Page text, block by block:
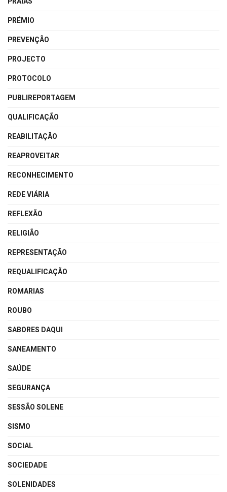
PRÉMIO
PREVENÇÃO
PROJECTO
PROTOCOLO
PUBLIREPORTAGEM
QUALIFICAÇÃO
REABILITAÇÃO
REAPROVEITAR
RECONHECIMENTO
REDE VIÁRIA
REFLEXÃO
RELIGIÃO
REPRESENTAÇÃO
REQUALIFICAÇÃO
ROMARIAS
ROUBO
SABORES DAQUI
SANEAMENTO
SAÚDE
SEGURANÇA
SESSÃO SOLENE
SISMO
SOCIAL
SOCIEDADE
SOLENIDADES